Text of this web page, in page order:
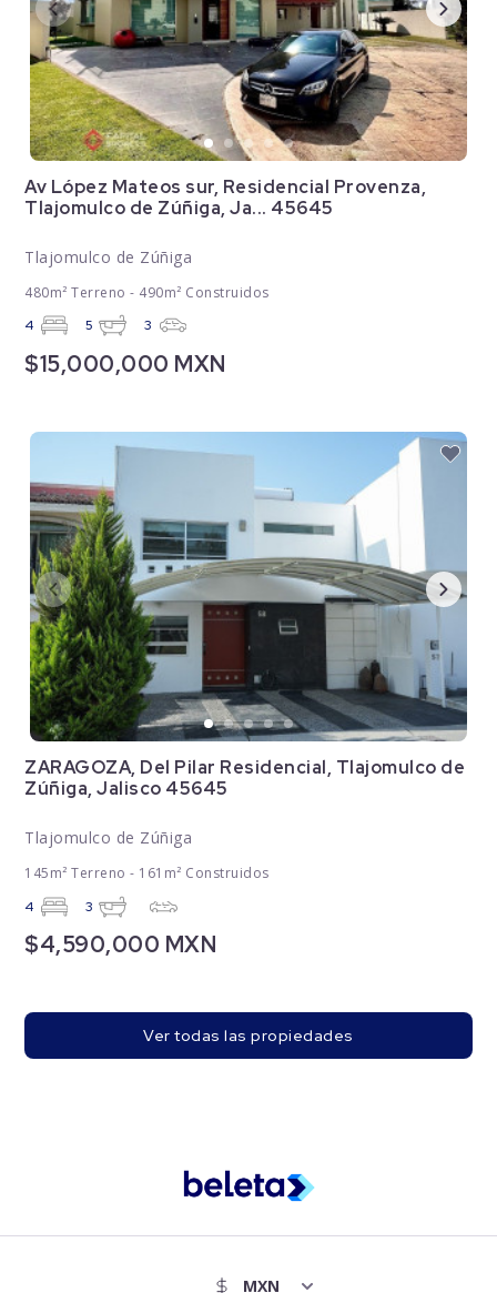
Av López Mateos sur, Residencial Provenza,
Tlajomulco de Zúñiga, Ja... 45645
Tlajomulco de Zúñiga
480m² Terreno - 490m² Construidos
4 5 3
$15,000,000 MXN
ZARAGOZA, Del Pilar Residencial, Tlajomulco de
Zúñiga, Jalisco 45645
Tlajomulco de Zúñiga
145m² Terreno - 161m² Construidos
4 3
$4,590,000 MXN
Ver todas las propiedades